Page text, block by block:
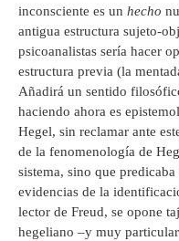
inconsciente es un hecho
antigua estructura sujeto-
psicoanalistas sería hacer
estructura previa (la
Añadirá un sentido
haciendo ahora es
Hegel, sin reclamar ante
de la fenomenología de
sistema, sino que
evidencias de la
lector de Freud, se opone
hegeliano –y muy